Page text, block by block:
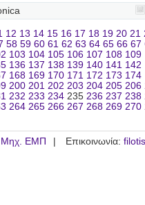
12 13 14 15 16 17 18 19 20 21
58 59 60 61 62 63 64 65 66 67
103 104 105 106 107 108 109
136 137 138 139 140 141 142
168 169 170 171 172 173 174
200 201 202 203 204 205 206
232 233 234 235 236 237 238
264 265 266 267 268 269 270
Μηχ. ΕΜΠ Επικοινωνία: